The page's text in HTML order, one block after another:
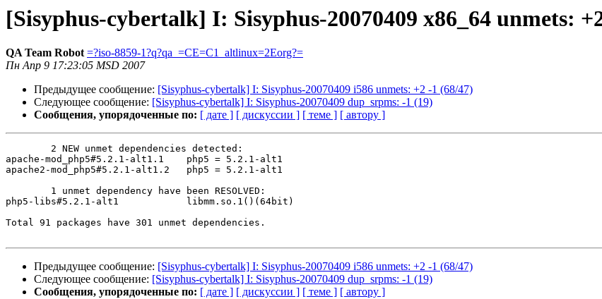
[Sisyphus-cybertalk] I: Sisyphus-20070409 x86_64 unmets:
QA Team Robot =?iso-8859-1?q?qa_=CE=C1_altlinux=2Eorg?=
Пн Апр 9 17:23:05 MSD 2007
Предыдущее сообщение: [Sisyphus-cybertalk] I: Sisyphus-20070409 i586 unmets: +2 -1 (68/47)
Следующее сообщение: [Sisyphus-cybertalk] I: Sisyphus-20070409 dup_srpms: -1 (19)
Сообщения, упорядоченные по: [ дате ] [ дискуссии ] [ теме ] [ автору ]
apache-mod_php5#5.2.1-alt1.1	php5 = 5.2.1-alt1
apache2-mod_php5#5.2.1-alt1.2	php5 = 5.2.1-alt1
php5-libs#5.2.1-alt1    	libmm.so.1()(64bit)
Total 91 packages have 301 unmet dependencies.
Предыдущее сообщение: [Sisyphus-cybertalk] I: Sisyphus-20070409 i586 unmets: +2 -1 (68/47)
Следующее сообщение: [Sisyphus-cybertalk] I: Sisyphus-20070409 dup_srpms: -1 (19)
Сообщения, упорядоченные по: [ дате ] [ дискуссии ] [ теме ] [ автору ]